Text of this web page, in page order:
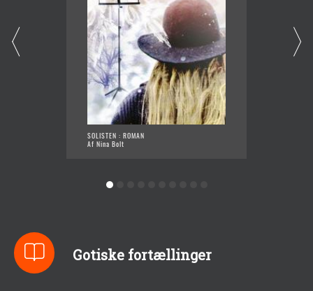
SOLISTEN : ROMAN
Af Nina Bolt
Gotiske fortællinger